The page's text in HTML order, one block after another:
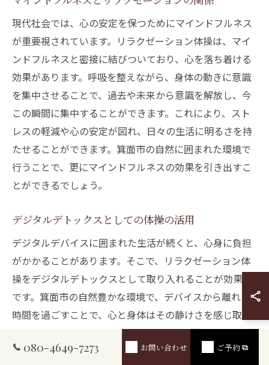
現代社会では、心の安定を保つためにマインドフルネス
が重要視されています。リラクゼーション体操は、マイ
ンドフルネスと密接に結びついており、心を落ち着ける
効果があります。呼吸を整えながら、身体の動きに意識
を集中させることで、過去や未来から意識を解放し、今
この瞬間に集中することができます。これにより、スト
レスの軽減や心の安定が図れ、日々の生活に明るさを持
たせることができます。箕面市の自然に囲まれた環境で
行うことで、更にマインドフルネスの効果を引き出すこ
とができるでしょう。
デジタルデトックスとしての体操の活用
デジタルデバイスに囲まれた生活が続くと、心身に負担
がかかることがあります。そこで、リラクゼーション体
操をデジタルデトックスとして取り入れることが効果的
です。箕面市の自然豊かな環境で、デバイスから離れた
時間を過ごすことで、心と身体はその静けさを感じ取
り、リフレッシュすることができます。体操を行いなが
ら、デジタルデバイスの通知を気にせず、自分だけの時
080-4649-7273 お問い合わせ ご予約